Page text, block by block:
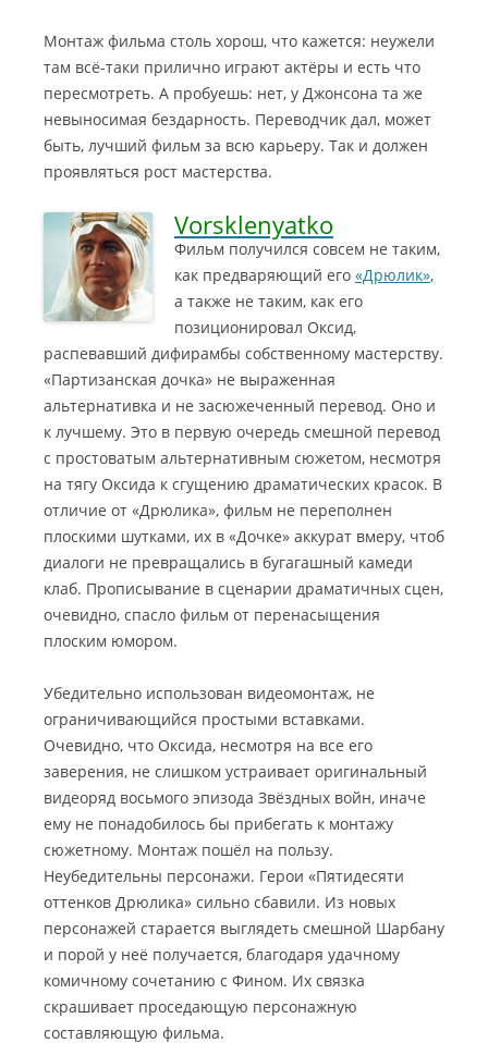
Монтаж фильма столь хорош, что кажется: неужели
там всё-таки прилично играют актёры и есть что
пересмотреть. А пробуешь: нет, у Джонсона та же
невыносимая бездарность. Переводчик дал, может
быть, лучший фильм за всю карьеру. Так и должен
проявляться рост мастерства.
Vorsklenyatko
Фильм получился совсем не таким,
как предваряющий его «Дрюлик»,
а также не таким, как его
позиционировал Оксид,
распевавший дифирамбы собственному мастерству.
«Партизанская дочка» не выраженная
альтернативка и не засюжеченный перевод. Оно и
к лучшему. Это в первую очередь смешной перевод
с простоватым альтернативным сюжетом, несмотря
на тягу Оксида к сгущению драматических красок. В
отличие от «Дрюлика», фильм не переполнен
плоскими шутками, их в «Дочке» аккурат вмеру, чтоб
диалоги не превращались в бугагашный камеди
клаб. Прописывание в сценарии драматичных сцен,
очевидно, спасло фильм от перенасыщения
плоским юмором.
Убедительно использован видеомонтаж, не
ограничивающийся простыми вставками.
Очевидно, что Оксида, несмотря на все его
заверения, не слишком устраивает оригинальный
видеоряд восьмого эпизода Звёздных войн, иначе
ему не понадобилось бы прибегать к монтажу
сюжетному. Монтаж пошёл на пользу.
Неубедительны персонажи. Герои «Пятидесяти
оттенков Дрюлика» сильно сбавили. Из новых
персонажей старается выглядеть смешной Шарбану
и порой у неё получается, благодаря удачному
комичному сочетанию с Фином. Их связка
скрашивает проседающую персонажную
составляющую фильма.